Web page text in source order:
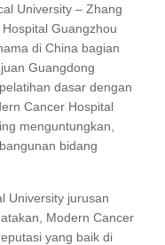
University – Zhang
Guangzhou
di China bagian
Guangdong
dasar dengan
Cancer Hospital
menguntungkan,
bidang
jurusan
Modern Cancer
yang baik di